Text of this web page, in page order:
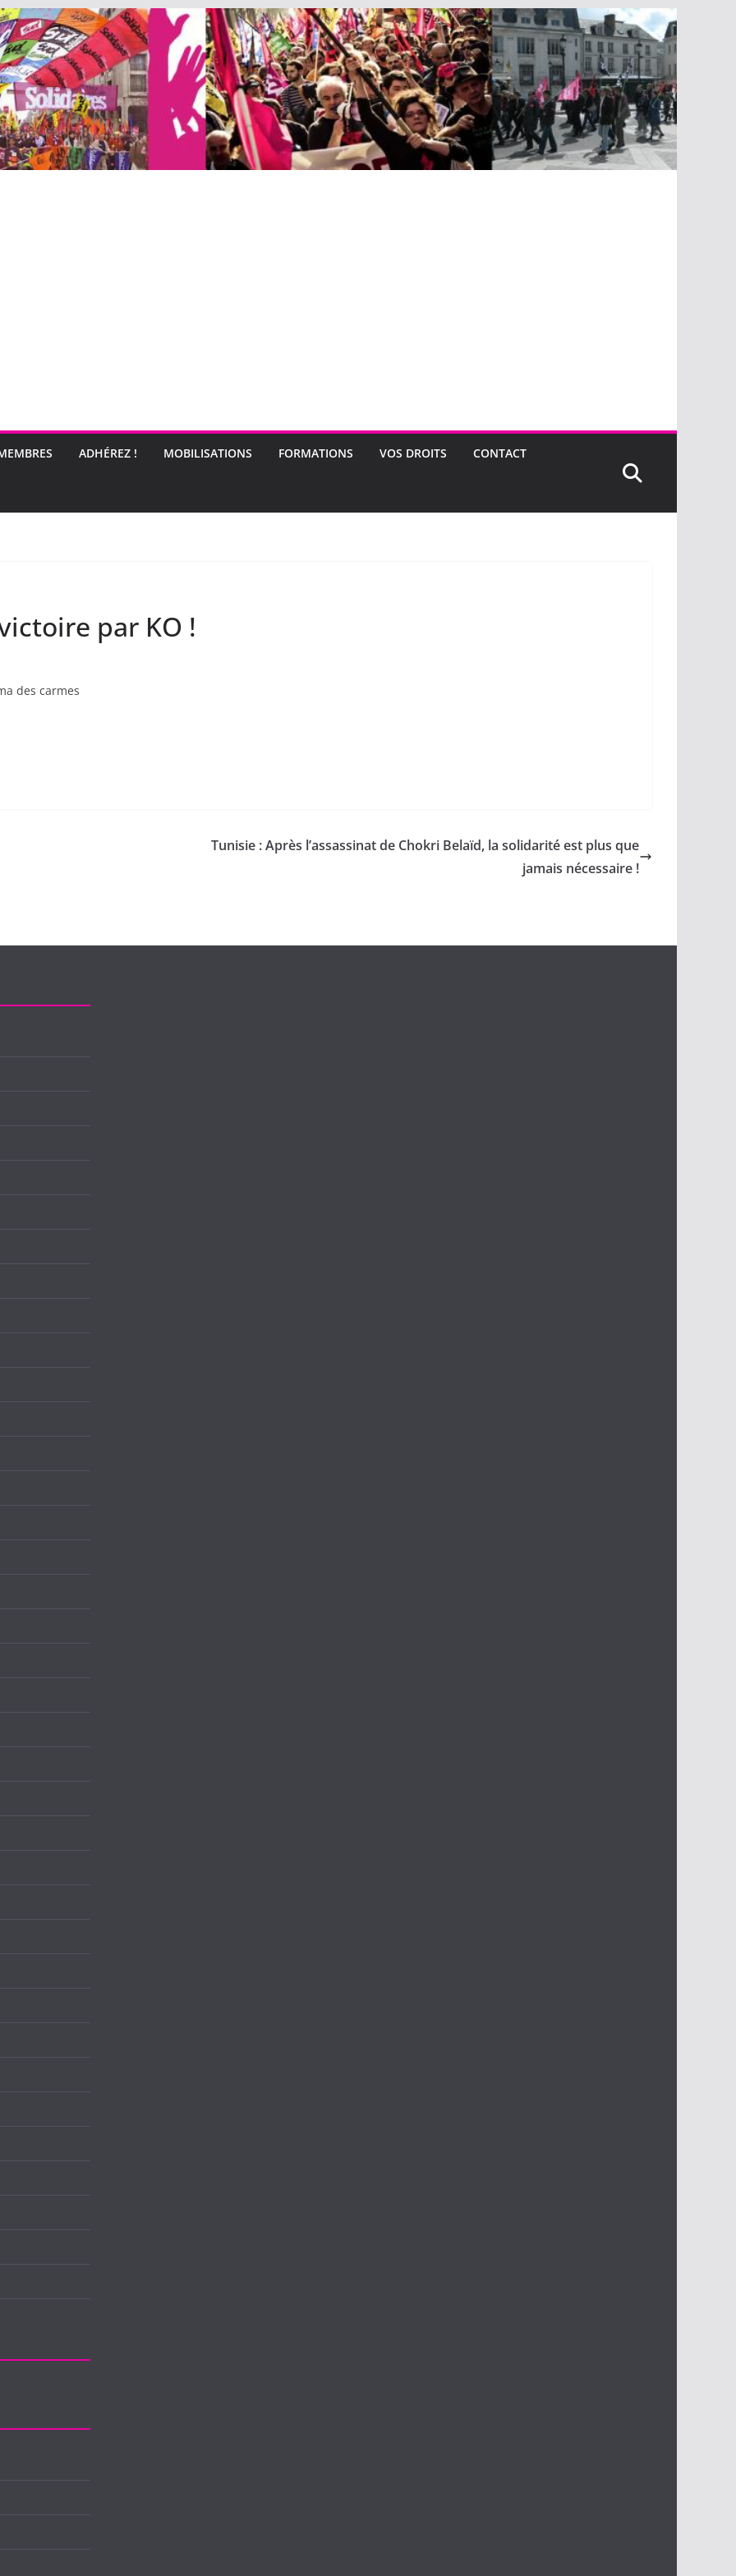
ADHÉREZ ! MOBILISATIONS FORMATIONS VOS DROITS CONTACT
par KO !
des carmes
Tunisie : Après l’assassinat de Chokri Belaïd, la solidarité est plus que
jamais nécessaire !